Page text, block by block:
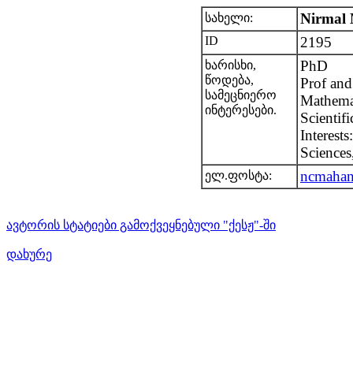
სახელი: Nirmal
ID 2195
ხარისხი,
წოდება,
სამეცნიერო
ინტერესები.
PhD
Prof
ელ.ფოსტა:
ავტორის სტატიები გამოქვეყნებული "ქესჟ"-ში
დახურე